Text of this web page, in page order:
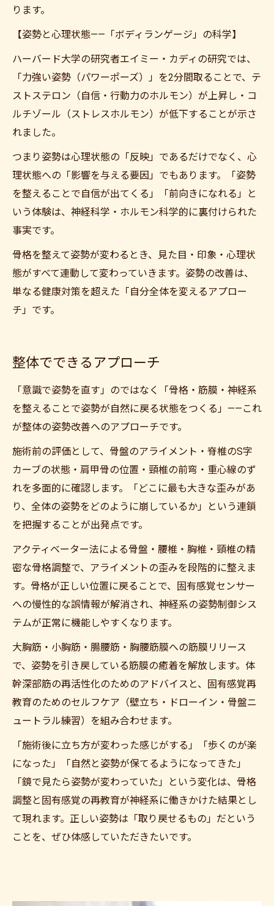
ります。
【姿勢と心理状態——「ボディランゲージ」の科学】
ハーバード大学の研究者エイミー・カディの研究では、
「力強い姿勢（パワーポーズ）」を2分間取ることで、テ
ストステロン（自信・行動力のホルモン）が上昇し・コ
ルチゾール（ストレスホルモン）が低下することが示さ
れました。
つまり姿勢は心理状態の「反映」であるだけでなく、心
理状態への「影響を与える要因」でもあります。「姿勢
を整えることで自信が出てくる」「前向きになれる」と
いう体験は、神経科学・ホルモン科学的に裏付けられた
事実です。
骨格を整えて姿勢が変わるとき、見た目・印象・心理状
態がすべて連動して変わっていきます。姿勢の改善は、
単なる健康対策を超えた「自分全体を変えるアプロー
チ」です。
整体でできるアプローチ
「意識で姿勢を直す」のではなく「骨格・筋膜・神経系
を整えることで姿勢が自然に戻る状態をつくる」——これ
が整体の姿勢改善へのアプローチです。
施術前の評価として、骨盤のアライメント・脊椎のS字
カーブの状態・肩甲骨の位置・頸椎の前弯・重心線のず
れを多面的に確認します。「どこに最も大きな歪みがあ
り、全体の姿勢をどのように崩しているか」という連鎖
を把握することが出発点です。
アクティベーター法による骨盤・腰椎・胸椎・頸椎の精
密な骨格調整で、アライメントの歪みを段階的に整えま
す。骨格が正しい位置に戻ることで、固有感覚センサー
への慢性的な誤情報が解消され、神経系の姿勢制御シス
テムが正常に機能しやすくなります。
大胸筋・小胸筋・腸腰筋・胸腰筋膜への筋膜リリース
で、姿勢を引き戻している筋膜の癒着を解放します。体
幹深部筋の再活性化のためのアドバイスと、固有感覚再
教育のためのセルフケア（壁立ち・ドローイン・骨盤ニ
ュートラル練習）を組み合わせます。
「施術後に立ち方が変わった感じがする」「歩くのが楽
になった」「自然と姿勢が保てるようになってきた」
「鏡で見たら姿勢が変わっていた」という変化は、骨格
調整と固有感覚の再教育が神経系に働きかけた結果とし
て現れます。正しい姿勢は「取り戻せるもの」だという
ことを、ぜひ体感していただきたいです。